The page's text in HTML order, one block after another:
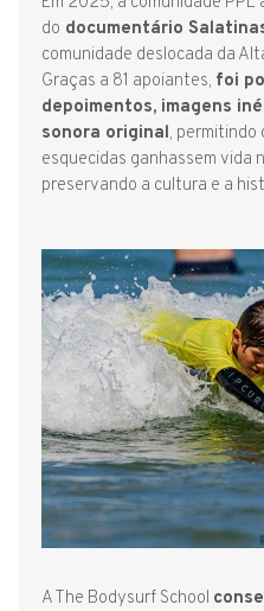
do documentário
comunidade deslocada da
Graças a 81 apoiantes, foi
depoimentos, imagens
sonora original, permitindo
esquecidas ganhassem vida
preservando a cultura e a
A The Bodysurf School